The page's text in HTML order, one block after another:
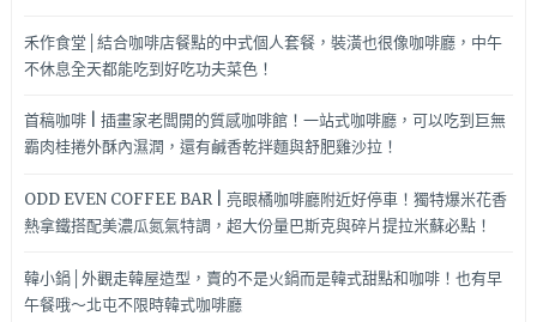
禾作食堂│結合咖啡店餐點的中式個人套餐，裝潢也很像咖啡廳，中午
不休息全天都能吃到好吃功夫菜色！
首稿咖啡 | 插畫家老闆開的質感咖啡館！一站式咖啡廳，可以吃到巨無
霸肉桂捲外酥內濕潤，還有鹹香乾拌麵與舒肥雞沙拉！
ODD EVEN COFFEE BAR | 亮眼橘咖啡廳附近好停車！獨特爆米花香
熱拿鐵搭配美濃瓜氮氣特調，超大份量巴斯克與碎片提拉米蘇必點！
韓小鍋│外觀走韓屋造型，賣的不是火鍋而是韓式甜點和咖啡！也有早
午餐哦～北屯不限時韓式咖啡廳